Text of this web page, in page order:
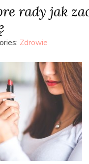
rady jak
Zdrowie